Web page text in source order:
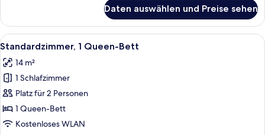
1
Doppelbett
Daten auswählen und Preise sehen
Alle
Fotos
für
Standardzimmer,
1
Queen-
Bett
Ein Hotelzimmer mit einem großen
5
Standardzimmer, 1 Queen-Bett
14 m²
1 Schlafzimmer
Platz für 2 Personen
1 Queen-Bett
Kostenloses WLAN